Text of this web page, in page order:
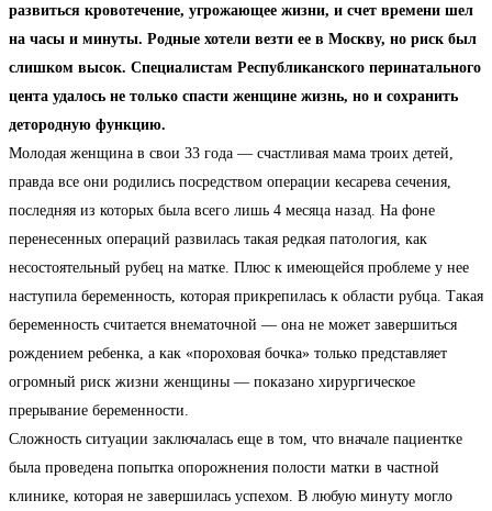
развиться кровотечение, угрожающее жизни, и счет времени шел
на часы и минуты. Родные хотели везти ее в Москву, но риск был
слишком высок. Специалистам Республиканского перинатального
цента удалось не только спасти женщине жизнь, но и сохранить
детородную функцию.
Молодая женщина в свои 33 года — счастливая мама троих детей,
правда все они родились посредством операции кесарева сечения,
последняя из которых была всего лишь 4 месяца назад. На фоне
перенесенных операций развилась такая редкая патология, как
несостоятельный рубец на матке. Плюс к имеющейся проблеме у нее
наступила беременность, которая прикрепилась к области рубца. Такая
беременность считается внематочной — она не может завершиться
рождением ребенка, а как «пороховая бочка» только представляет
огромный риск жизни женщины — показано хирургическое
прерывание беременности.
Сложность ситуации заключалась еще в том, что вначале пациентке
была проведена попытка опорожнения полости матки в частной
клинике, которая не завершилась успехом. В любую минуту могло